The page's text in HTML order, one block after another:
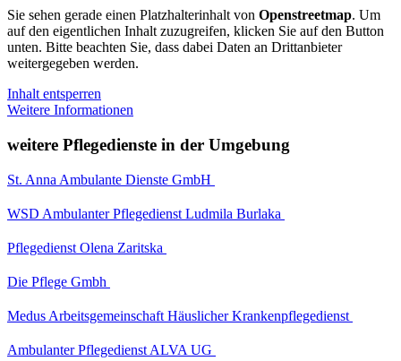
Sie sehen gerade einen Platzhalterinhalt von Openstreetmap. Um
auf den eigentlichen Inhalt zuzugreifen, klicken Sie auf den Button
unten. Bitte beachten Sie, dass dabei Daten an Drittanbieter
weitergegeben werden.
Inhalt entsperren
Weitere Informationen
weitere Pflegedienste in der Umgebung
St. Anna Ambulante Dienste GmbH
WSD Ambulanter Pflegedienst Ludmila Burlaka
Pflegedienst Olena Zaritska
Die Pflege Gmbh
Medus Arbeitsgemeinschaft Häuslicher Krankenpflegedienst
Ambulanter Pflegedienst ALVA UG